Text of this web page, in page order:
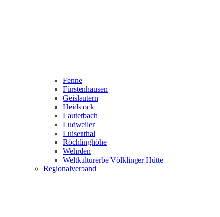
Fenne
Fürstenhausen
Geislautern
Heidstock
Lauterbach
Ludweiler
Luisenthal
Röchlinghöhe
Wehrden
Weltkulturerbe Völklinger Hütte
Regionalverband